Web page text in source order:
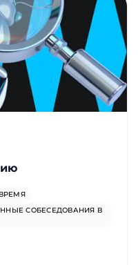
СОБЕСЕДОВАНИЯ В